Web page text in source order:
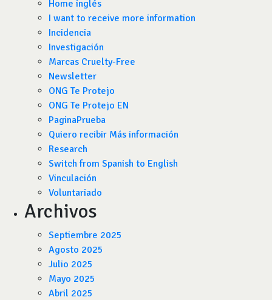
Home inglés
I want to receive more information
Incidencia
Investigación
Marcas Cruelty-Free
Newsletter
ONG Te Protejo
ONG Te Protejo EN
PaginaPrueba
Quiero recibir Más información
Research
Switch from Spanish to English
Vinculación
Voluntariado
Archivos
Septiembre 2025
Agosto 2025
Julio 2025
Mayo 2025
Abril 2025